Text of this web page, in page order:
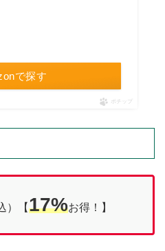
で探す
ポチップ
）【17%お得！】